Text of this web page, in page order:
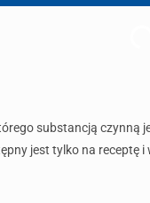
substancją
jest tylko na